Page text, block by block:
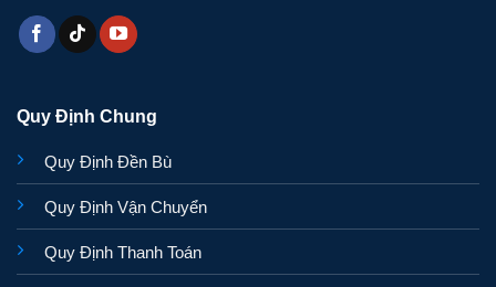
Quy Định Chung
Quy Định Đền Bù
Quy Định Vận Chuyển
Quy Định Thanh Toán